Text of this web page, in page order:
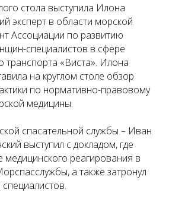
стола выступила Илона
эксперт в области морской
Ассоциации по развитию
специалистов в сфере
транспорта «Виста». Илона
на круглом столе обзор
по нормативно-правовому
медицины.
спасательной службы – Иван
выступил с докладом, где
медицинского реагирования в
а также затронул